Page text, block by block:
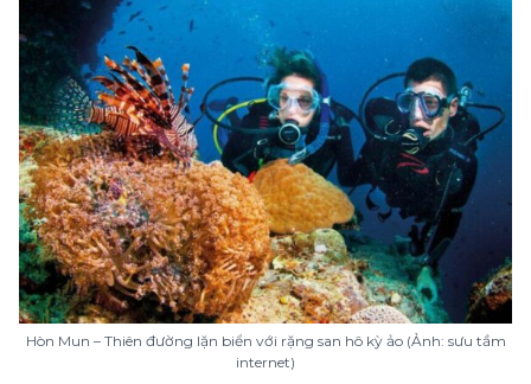
Hòn Mun – Thiên đường lặn biển với rặng san hô kỳ ảo (Ảnh: sưu tầm
internet)